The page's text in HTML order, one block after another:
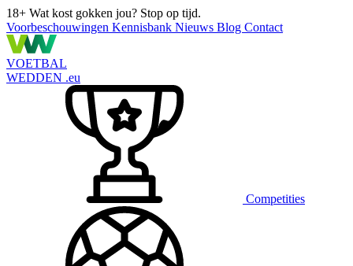
18+ Wat kost gokken jou? Stop op tijd.
Voorbeschouwingen Kennisbank Nieuws Blog Contact
VOETBAL
WEDDEN .eu
Competities